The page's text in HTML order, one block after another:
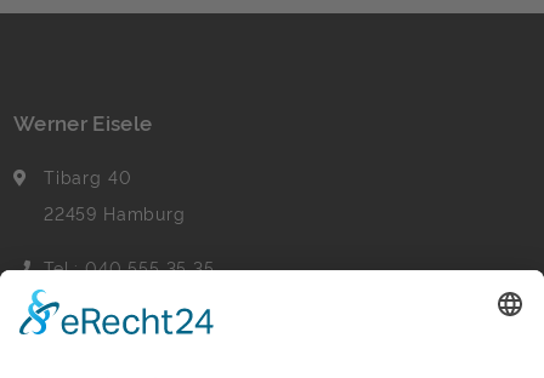
Werner Eisele
Tibarg 40
22459 Hamburg
Tel.: 040 555 35 35
Fax: 040 555 22 44
Nachricht senden